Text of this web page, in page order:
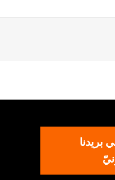
بريدنا